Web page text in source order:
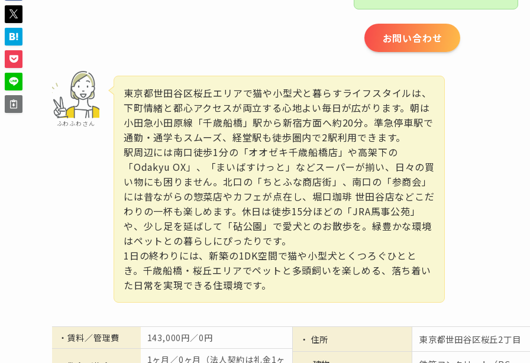
お問い合わせ
ふわふわさん
東京都世田谷区桜丘エリアで猫や小型犬と暮らすライフスタイルは、
下町情緒と都心アクセスが両立する心地よい毎日が広がります。朝は
小田急小田原線「千歳船橋」駅から新宿方面へ約20分。準急停車駅で
通勤・通学もスムーズ、経堂駅も徒歩圏内で2駅利用できます。
駅周辺には南口徒歩1分の「オオゼキ千歳船橋店」や高架下の
「Odakyu OX」、「まいばすけっと」などスーパーが揃い、日々の買
い物にも困りません。北口の「ちとふな商店街」、南口の「参商会」
には昔ながらの惣菜店やカフェが点在し、堀口珈琲 世田谷店などこだ
わりの一杯も楽しめます。休日は徒歩15分ほどの「JRA馬事公苑」
や、少し足を延ばして「砧公園」で愛犬とのお散歩を。緑豊かな環境
はペットとの暮らしにぴったりです。
1日の終わりには、新築の1DK空間で猫や小型犬とくつろぐひとと
き。千歳船橋・桜丘エリアでペットと多頭飼いを楽しめる、落ち着い
た日常を実現できる住環境です。
・ 賃料／管理費 143,000円／0円
1ヶ月／0ヶ月（法人契約は礼金1ヶ
・ 住所 東京都世田谷区桜丘2丁目